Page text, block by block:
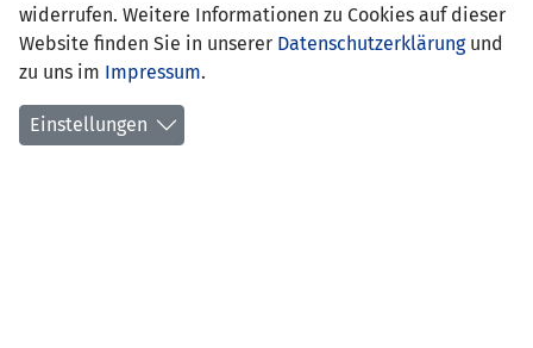
Anzahl Spiele: 0
widerrufen. Weitere Informationen zu Cookies auf dieser
Website finden Sie in unserer Datenschutzerklärungund
zu uns im Impressum.
Einstellungen